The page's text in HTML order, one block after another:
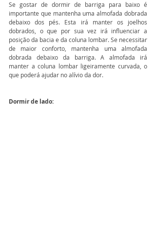
Se gostar de dormir de barriga para baixo é
importante que mantenha uma almofada dobrada
debaixo dos pés. Esta irá manter os joelhos
dobrados, o que por sua vez irá influenciar a
posição da bacia e da coluna lombar. Se necessitar
de maior conforto, mantenha uma almofada
dobrada debaixo da barriga. A almofada irá
manter a coluna lombar ligeiramente curvada, o
que poderá ajudar no alívio da dor.
Dormir de lado: